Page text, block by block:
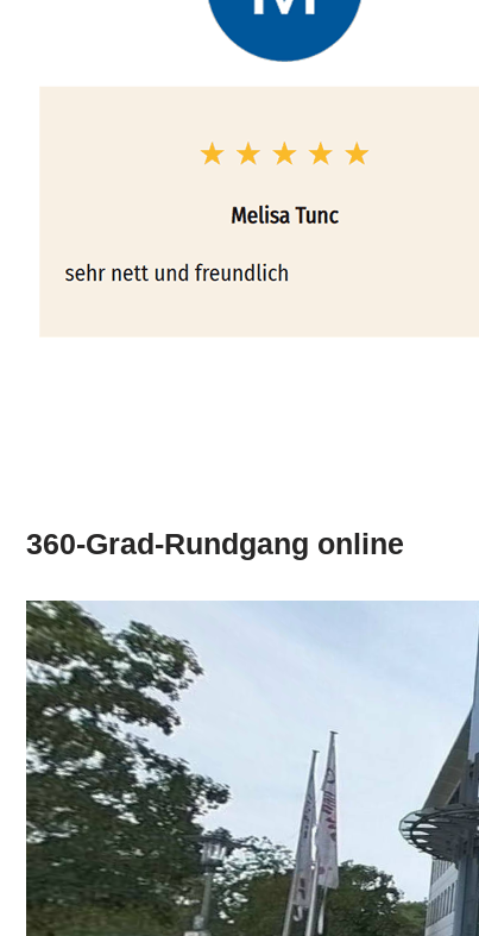
360-Grad-Rundgang online